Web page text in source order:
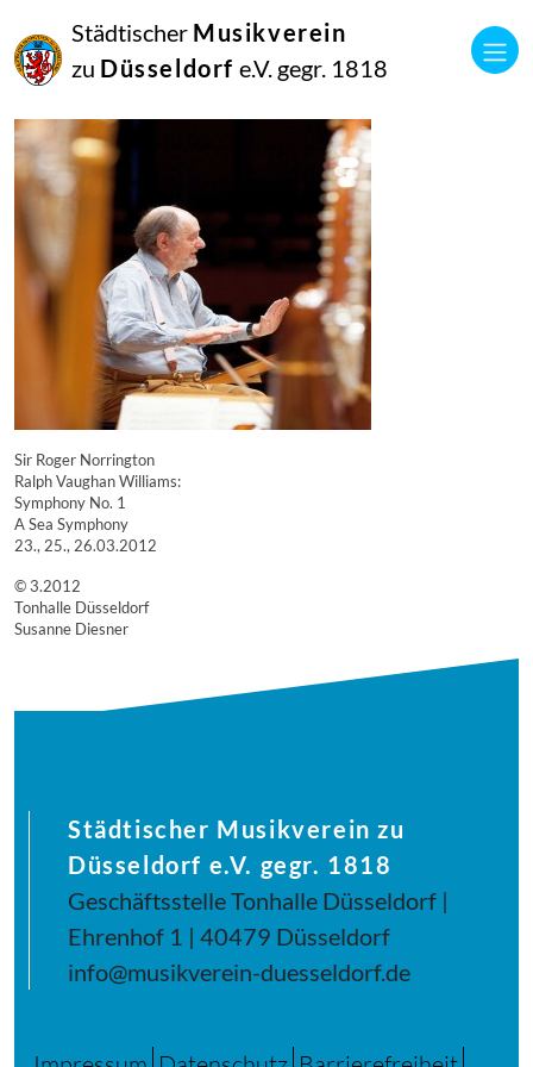
Städtischer Musikverein
zu Düsseldorf e.V. gegr. 1818
September
2014
Manfred Hill
Sir Roger Norrington
Ralph Vaughan Williams:
Symphony No. 1
A Sea Symphony
23., 25., 26.03.2012
© 3.2012
Tonhalle Düsseldorf
Susanne Diesner
Städtischer Musikverein zu
Düsseldorf e.V. gegr. 1818
Geschäftsstelle Tonhalle Düsseldorf |
Ehrenhof 1 | 40479 Düsseldorf
info@musikverein-duesseldorf.de